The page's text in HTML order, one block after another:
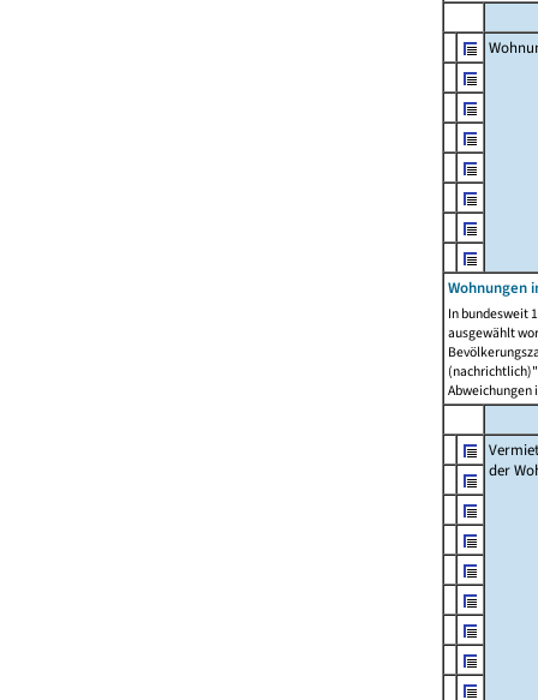
Wohnungen
In bundesweit
ausgewählt
Abweichungen
der